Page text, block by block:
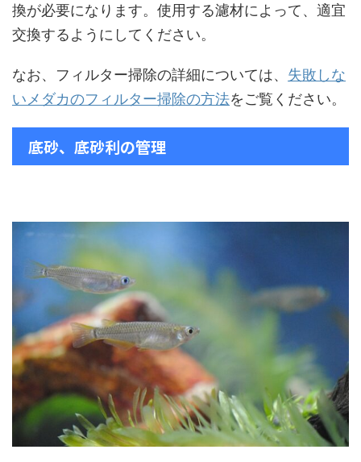
換が必要になります。使用する濾材によって、適宜
交換するようにしてください。
なお、フィルター掃除の詳細については、 失敗しな
いメダカのフィルター掃除の方法をご覧ください。
底砂、底砂利の管理